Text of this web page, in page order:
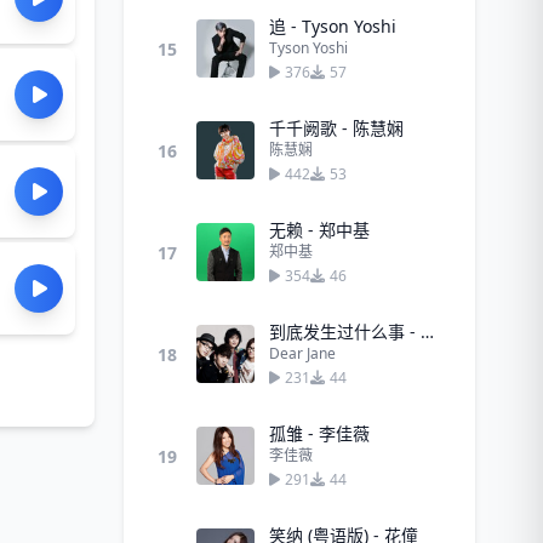
15
追 - Tyson Yoshi
Tyson Yoshi
376
57
16
千千阙歌 - 陈慧娴
陈慧娴
442
53
17
无赖 - 郑中基
郑中基
354
46
18
到底发生过什么事 - Dear Jane
Dear Jane
231
44
19
孤雏 - 李佳薇
李佳薇
291
44
笑纳 (粤语版) - 花僮